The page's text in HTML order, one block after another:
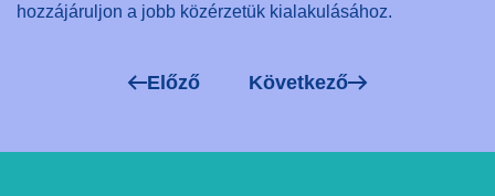
hozzájáruljon a jobb közérzetük kialakulásához.
Előző Következő